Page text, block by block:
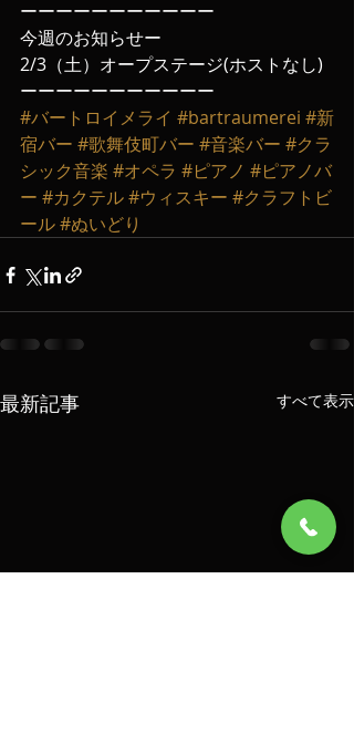
ーーーーーーーーーーー
今週のお知らせー
2/3（土）オープステージ(ホストなし)
ーーーーーーーーーーー
#バートロイメライ #bartraumerei #新
宿バー #歌舞伎町バー #音楽バー #クラ
シック音楽 #オペラ #ピアノ #ピアノバ
ー #カクテル#ウィスキー #クラフトビ
ール#ぬいどり
最新記事 すべて表示